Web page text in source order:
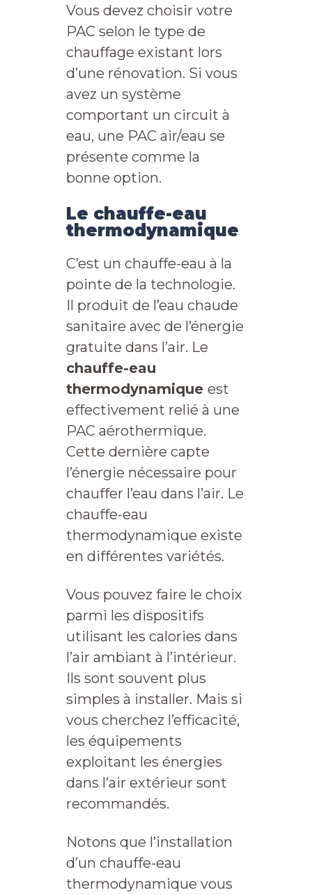
Vous devez choisir votre
PAC selon le type de
chauffage existant lors
d’une rénovation. Si vous
avez un système
comportant un circuit à
eau, une PAC air/eau se
présente comme la
bonne option.
Le chauffe-eau
thermodynamique
C’est un chauffe-eau à la
pointe de la technologie.
Il produit de l’eau chaude
sanitaire avec de l’énergie
gratuite dans l’air. Le
chauffe-eau
thermodynamique est
effectivement relié à une
PAC aérothermique.
Cette dernière capte
l’énergie nécessaire pour
chauffer l’eau dans l’air. Le
chauffe-eau
thermodynamique existe
en différentes variétés.
Vous pouvez faire le choix
parmi les dispositifs
utilisant les calories dans
l’air ambiant à l’intérieur.
Ils sont souvent plus
simples à installer. Mais si
vous cherchez l’efficacité,
les équipements
exploitant les énergies
dans l’air extérieur sont
recommandés.
Notons que l’installation
d’un chauffe-eau
thermodynamique vous